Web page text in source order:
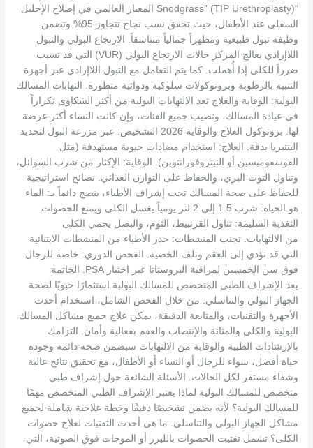
“Snodgrass” (TIP Urethroplasty) المعيار العالمي في إصلاح الإحليل
السفلي عند الأطفال، حيث تحقق نسب نجاح تتجاوز 95% وتضمن
وظيفة تبول طبيعية ومظهراً جمالياً متناسقاً. الارتجاع البولي والتبول
اللاإرادي يعالج المركز حالات الارتجاع البولي (VUR) التي قد تسبب
ضرراً للكلى إذا أُهملت. كما يتم التعامل مع التبول اللاإرادي عبر أجهزة
التنبيه بالرطوبة وبروتوكولات سلوكية ودوائية متطورة. التهابات المسالك
البولية: الوقاية والعلاج تعد الالتهابات البولية من أكثر الشكاوى تكراراً
في عيادة المسالك، وتصيب جميع الفئات، وإن كانت النساء أكثر عرضة
لها. بروتوكول العلاج والوقاية 2026 التشخيص: عبر مزرعة البول لتحديد
البنتيريا بدقة. العلاج: استخدام مضادات حيوية مستهدفة (مثل
الفوسفوميسين أو النيتروفورانتوين). الوقاية: الإكثار من شرب السوائل،
وتناول التوت البري، والحفاظ على التوازن الغذائي. نصائح استراتيجية
للحفاظ على صحة المسالك تحت إشراف الأطباء، ينصح دائماً بـ: الماء
هو الحياة: شرب 1.5 إلى 2 لتر يومياً يغسل الكلى ويمنع الحصوات.
التغذية السليمة: تناول القرنبيط، الثوم، والبصل يحمي الكلى
من الالتهابات. تجنب المنشطات: حذر الأطباء من المنشطات الابتنائية
التي قد تؤدي إلى العقم وتلف الخصية. الفحص الدوري: خاصة للرجال
فوق سن الخمسين لمراقبة البروستاتا عبر اختبار PSA. الخاتمة
يعد الإشراف الطبي المتخصص للمسالك البولية استثمارًا حيويًا لصحة
الجهاز البولي والتناسلي. من خلال الفحص الشامل، استخدام أحدث
الأجهزة والتقنيات، والمتابعة الدقيقة، يمكن علاج جميع مشاكل المسالك
البولية والكلى والمثانة والإنتصاب والعقم بفعالية وأمان. التزامك
بالإرشادات الطبية والوقاية من الالتهابات سيضمن صحة دائمة وجودة
حياة أفضل، سواء للرجال أو النساء أو الأطفال، مع تحقيق نتائج عالية
وشفاء مستقر لكل الحالات. الأسئلة الشائعة حول إشراف طبي
متخصص للمسالك البولية لماذا يعتبر الإشراف الطبي المتخصص مهمًا
للمسالك البولية؟ لأنه يضمن تشخيصًا دقيقًا وخطة علاجية شاملة لجميع
مشاكل الجهاز البولي والتناسلي. ما هي أحدث التقنيات لعلاج حصوات
الكلى؟ تشمل تفتيت الحصوات بالليزر أو الموجات فوق الصوتية، التي